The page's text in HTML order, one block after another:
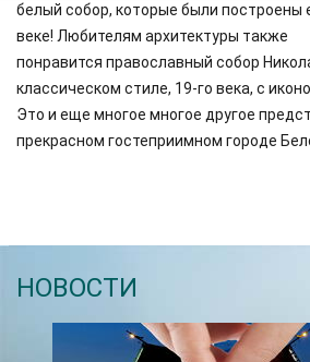
белый собор, которые были построены
веке! Любителям архитектуры также
понравится православный собор
классическом стиле, 19-го века, с
Это и еще многое многое другое
прекрасном гостеприимном городе
НОВОСТИ